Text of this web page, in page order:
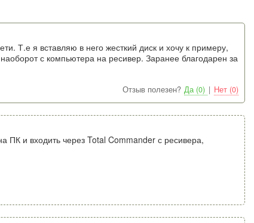
Т.е я вставляю в него жесткий диск и хочу к примеру,
с компьютера на ресивер. Заранее благодарен за
Отзыв полезен? Да (0) | Нет (0)
ПК и входить через Total Commander с ресивера,